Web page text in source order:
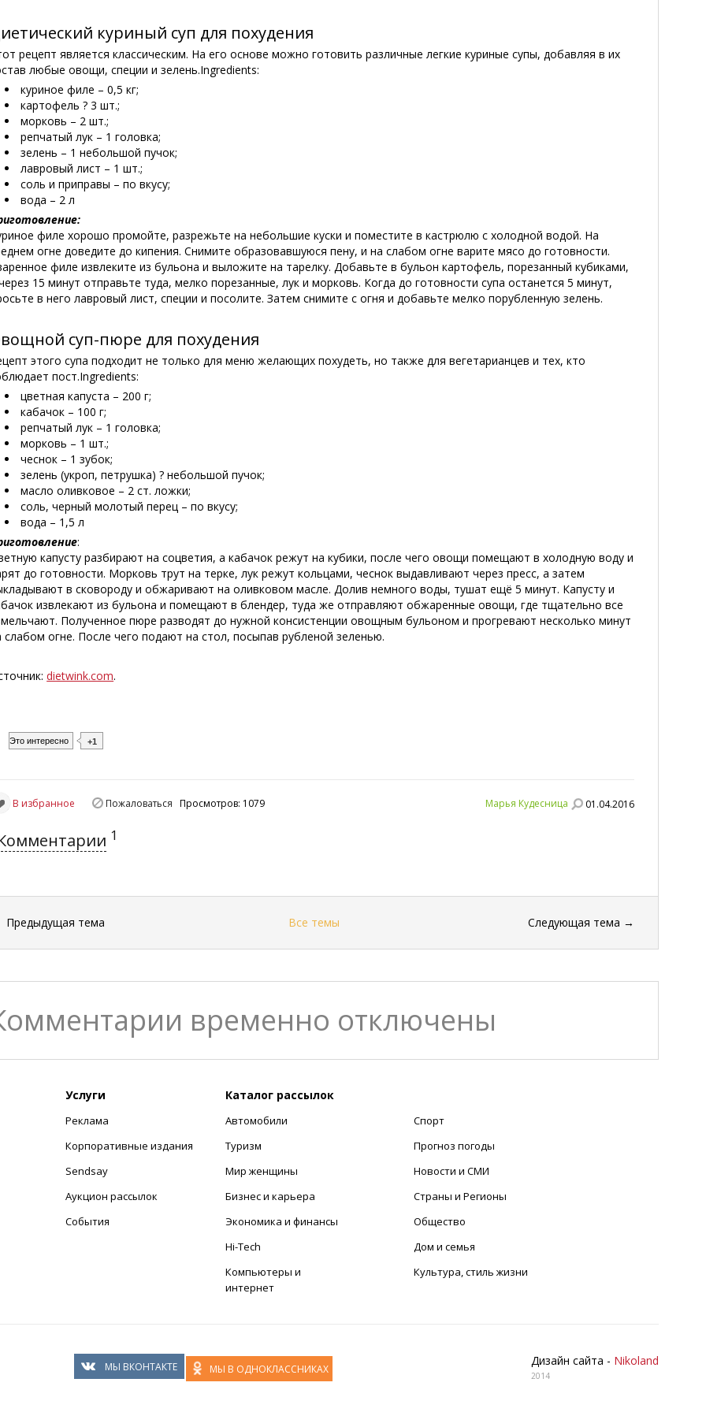
куриный суп для похудения
рецепт является классическим. На его основе можно готовить различные легкие куриные супы, добавляя в их
любые овощи, специи и зелень.Ingredients:
куриное филе – 0,5 кг;
картофель ? 3 шт.;
морковь – 2 шт.;
репчатый лук – 1 головка;
зелень – 1 небольшой пучок;
лавровый лист – 1 шт.;
соль и приправы – по вкусу;
вода – 2 л
филе хорошо промойте, разрежьте на небольшие куски и поместите в кастрюлю с холодной водой. На
огне доведите до кипения. Снимите образовавшуюся пену, и на слабом огне варите мясо до готовности.
филе извлеките из бульона и выложите на тарелку. Добавьте в бульон картофель, порезанный кубиками,
15 минут отправьте туда, мелко порезанные, лук и морковь. Когда до готовности супа останется 5 минут,
в него лавровый лист, специи и посолите. Затем снимите с огня и добавьте мелко порубленную зелень.
суп-пюре для похудения
этого супа подходит не только для меню желающих похудеть, но также для вегетарианцев и тех, кто
пост.Ingredients:
цветная капуста – 200 г;
кабачок – 100 г;
репчатый лук – 1 головка;
морковь – 1 шт.;
чеснок – 1 зубок;
зелень (укроп, петрушка) ? небольшой пучок;
масло оливковое – 2 ст. ложки;
соль, черный молотый перец – по вкусу;
вода – 1,5 л
:
капусту разбирают на соцветия, а кабачок режут на кубики, после чего овощи помещают в холодную воду и
до готовности. Морковь трут на терке, лук режут кольцами, чеснок выдавливают через пресс, а затем
в сковороду и обжаривают на оливковом масле. Долив немного воды, тушат ещё 5 минут. Капусту и
извлекают из бульона и помещают в блендер, туда же отправляют обжаренные овощи, где тщательно все
Полученное пюре разводят до нужной консистенции овощным бульоном и прогревают несколько минут
слабом огне. После чего подают на стол, посыпав рубленой зеленью.
dietwink.com.
Это интересно +1
Марья Кудесница 01.04.2016
В избранное Пожаловаться Просмотров: 1079
1
Предыдущая тема Все темы Следующая тема →
временно отключены
Услуги
Реклама
Корпоративные издания
Sendsay
Аукцион рассылок
События
Каталог рассылок
Автомобили
Туризм
Мир женщины
Бизнес и карьера
Экономика и финансы
Hi-Tech
Компьютеры и
интернет
Спорт
Прогноз погоды
Новости и СМИ
Страны и Регионы
Общество
Дом и семья
Культура, стиль жизни
Дизайн сайта - Nikoland
2014
МЫ ВКОНТАКТЕ МЫ В ОДНОКЛАССНИКАХ